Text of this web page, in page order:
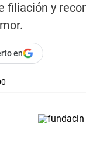
filiación y
en